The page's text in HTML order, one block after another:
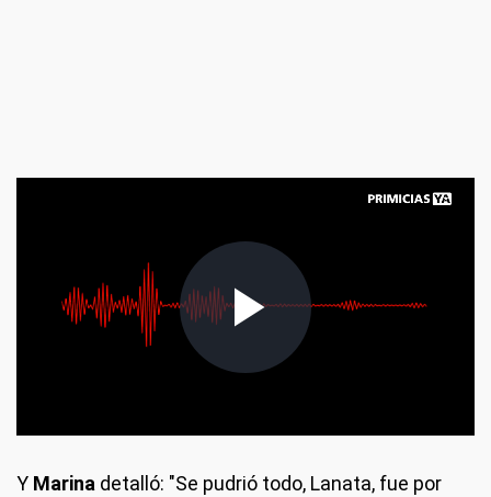
Y Marina detalló: "Se pudrió todo, Lanata, fue por